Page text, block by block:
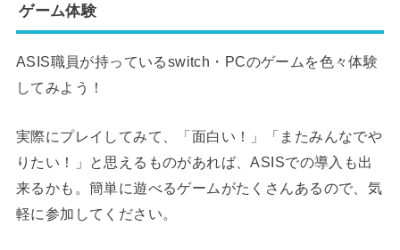
ゲーム体験
ASIS職員が持っているswitch・PCのゲームを色々体験
してみよう！
実際にプレイしてみて、「面白い！」「またみんなでや
りたい！」と思えるものがあれば、ASISでの導入も出
来るかも。簡単に遊べるゲームがたくさんあるので、気
軽に参加してください。